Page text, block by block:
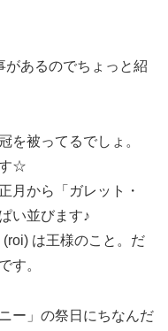
があるのでちょっと紹
を被ってるでしょ。
す☆
月から「ガレット・
い並びます♪
は王様のこと。だ
す。
ー」の祭日にちなんだ